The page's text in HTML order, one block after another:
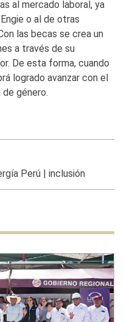
al mercado laboral, ya
o al de otras
las becas se crea un
a través de su
De esta forma, cuando
logrado avanzar con el
género.
Perú| inclusión